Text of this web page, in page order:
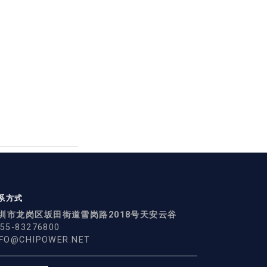
方式
市龙岗区坂田街道雪岗路2018号天安云谷
83276800